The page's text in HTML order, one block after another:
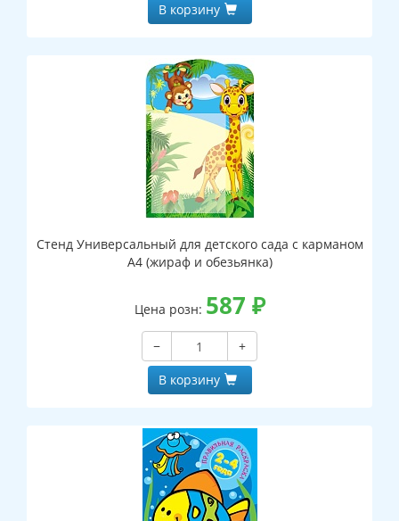
В корзину
Стенд Универсальный для детского сада с карманом
А4 (жираф и обезьянка)
Цена розн: 587 ₽
−
+
В корзину